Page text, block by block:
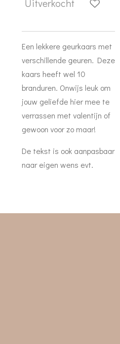
Uitverkocht
Een lekkere geurkaars met
verschillende geuren. Deze
kaars heeft wel 10
branduren. Onwijs leuk om
jouw geliefde hier mee te
verrassen met valentijn of
gewoon voor zo maar!
De tekst is ook aanpasbaar
naar eigen wens evt.